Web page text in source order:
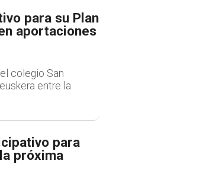
para su Plan
aportaciones
colegio San
entre la
para
próxima